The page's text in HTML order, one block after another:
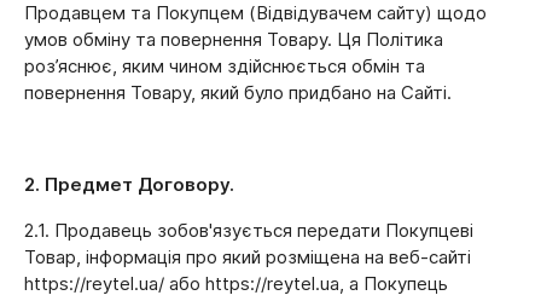
Продавцем та Покупцем (Відвідувачем сайту) щодо
умов обміну та повернення Товару. Ця Політика
роз’яснює, яким чином здійснюється обмін та
повернення Товару, який було придбано на Сайті.
2. Предмет Договору.
2.1. Продавець зобов'язується передати Покупцеві
Товар, інформація про який розміщена на веб-сайті
https://reytel.ua/ або https://reytel.ua, а Покупець